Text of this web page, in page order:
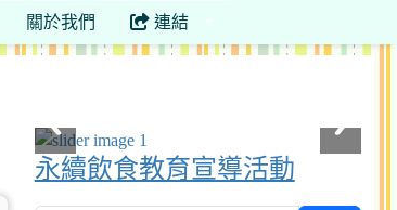
關於我們 連結
永續飲食教育宣導活動